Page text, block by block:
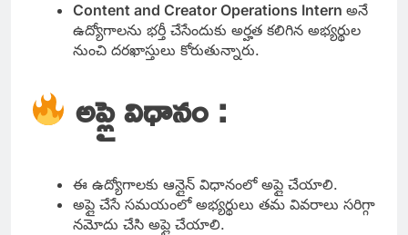
Content and Creator Operations Intern అనే
ఉద్యోగాలను భర్తీ చేసేందుకు అర్హత కలిగిన అభ్యర్థుల
నుంచి దరఖాస్తులు కోరుతున్నారు.
అప్లై విధానం :
ఈ ఉద్యోగాలకు ఆన్లైన్ విధానంలో అప్లై చేయాలి.
అప్లై చేసే సమయంలో అభ్యర్థులు తమ వివరాలు సరిగ్గా
నమోదు చేసి అప్లై చేయాలి.